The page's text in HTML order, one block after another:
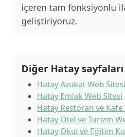
içeren tam fonksiyonlu
geliştiriyoruz.
Diğer Hatay sayfaları
Hatay Avukat Web Sitesi
Hatay Emlak Web Sitesi
Hatay Restoran ve Kafe
Hatay Otel ve Turizm
Hatay Okul ve Eğitim